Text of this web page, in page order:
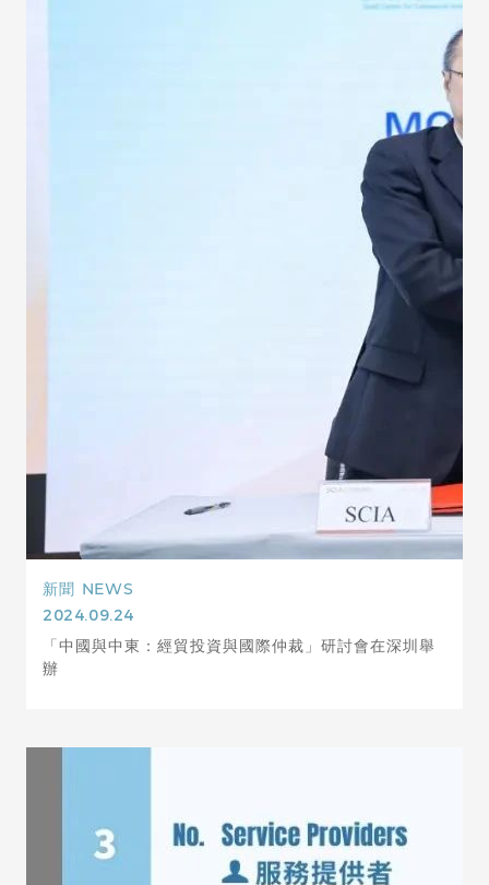
新聞 NEWS
2024.09.24
「中國與中東：經貿投資與國際仲裁」研討會在深圳舉
辦